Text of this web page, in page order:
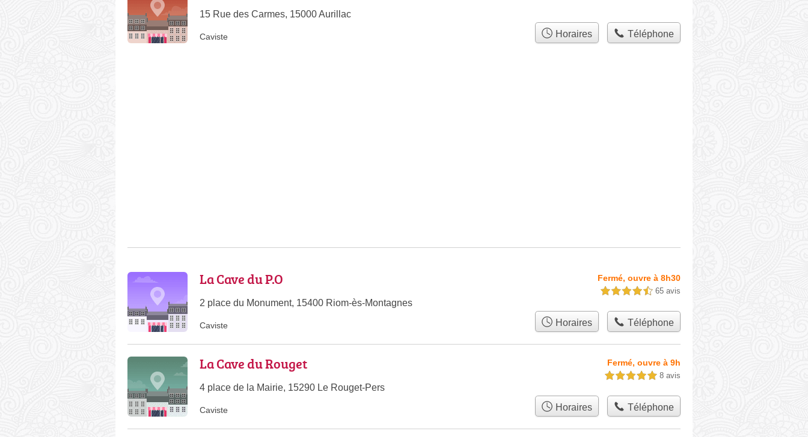
15 Rue des Carmes, 15000 Aurillac
Caviste Horaires Téléphone
La Cave du P.O
2 place du Monument, 15400 Riom-ès-Montagnes
Fermé, ouvre à 8h30
4,5 étoiles sur 5 65 avis
Caviste Horaires Téléphone
La Cave du Rouget
4 place de la Mairie, 15290 Le Rouget-Pers
Fermé, ouvre à 9h
5,0 étoiles sur 5 8 avis
Caviste Horaires Téléphone